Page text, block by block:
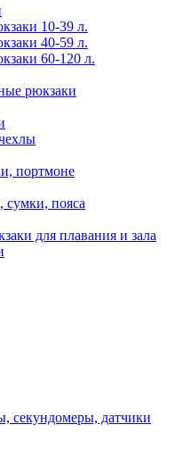
10-39 л.
40-59 л.
60-120 л.
рюкзаки
портмоне
сумки, пояса
для плавания и зала
секундомеры, датчики